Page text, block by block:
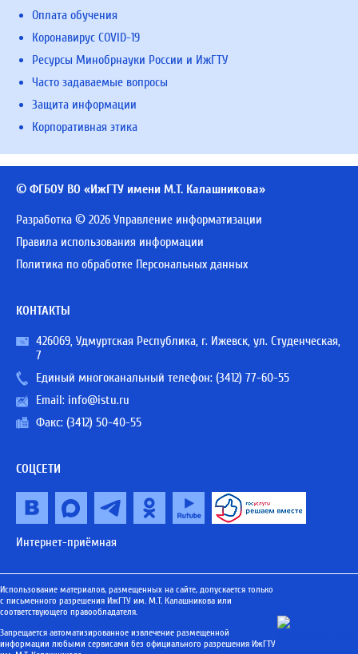
Оплата обучения
Коронавирус COVID-19
Ресурсы Минобрнауки России и ИжГТУ
Часто задаваемые вопросы
Защита информации
Корпоративная этика
© ФГБОУ ВО «ИжГТУ имени М.Т. Калашникова»
Разработка © 2026 Управление информатизации
Правила использования информации
Политика по обработке Персональных данных
КОНТАКТЫ
426069, Удмуртская Республика, г. Ижевск, ул. Студенческая,
7
Единый многоканальный телефон: (3412) 77-60-55
Email: info@istu.ru
Факс: (3412) 50-40-55
СОЦСЕТИ
Интернет-приёмная
Использование материалов, размещенных на сайте, допускается только
с письменного разрешения ИжГТУ им. М.Т. Калашникова или
соответствующего правообладателя.
Запрещается автоматизированное извлечение размещенной
информации любыми сервисами без официального разрешения ИжГТУ